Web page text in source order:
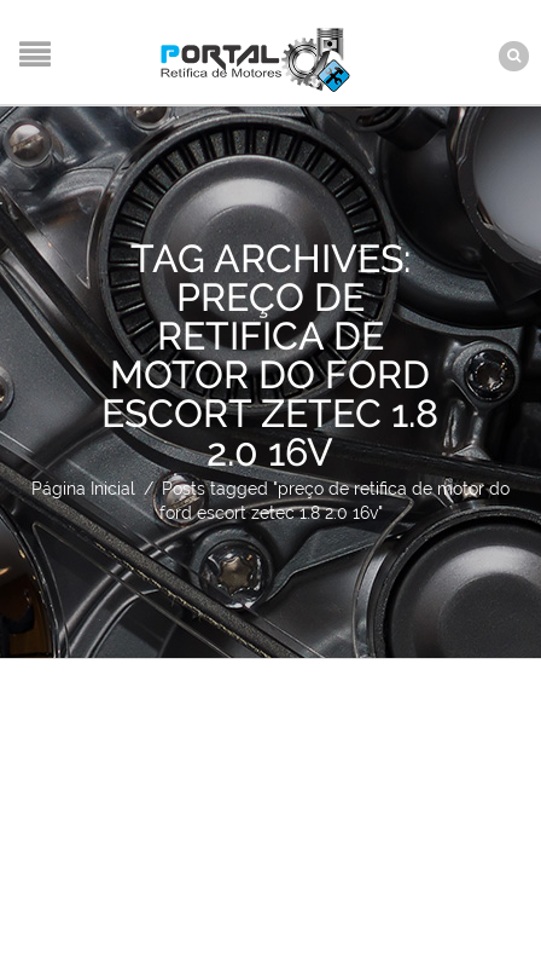
TAG ARCHIVES:
PREÇO DE
RETIFICA DE
MOTOR DO FORD
ESCORT ZETEC 1.8
2.0 16V
Página Inicial / Posts tagged "preço de retifica de motor do
ford escort zetec 1.8 2.0 16v"